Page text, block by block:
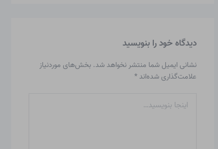
دیدگاه‌ خود را بنویسید
نشانی ایمیل شما منتشر نخواهد شد. بخش‌های موردنیاز
علامت‌گذاری شده‌اند*
بنویسید…